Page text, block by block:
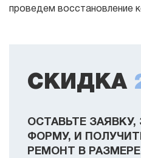
проведем восстановление
СКИДКА
ОСТАВЬТЕ
ФОРМУ, И
РЕМОНТ В РАЗМЕРЕ